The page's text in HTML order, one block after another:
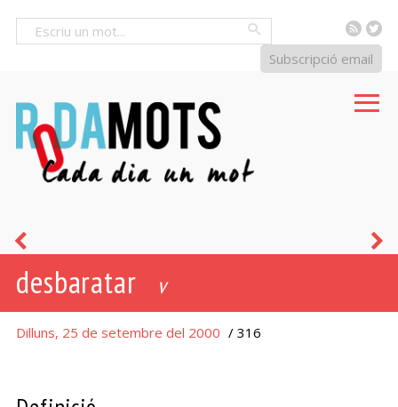
RSS
Subscripció email
desbaratar v
Dilluns, 25 de setembre del 2000 / 316
tàpia